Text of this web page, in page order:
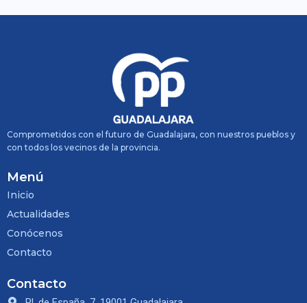
Comprometidos con el futuro de Guadalajara, con nuestros pueblos y
con todos los vecinos de la provincia.
Menú
Inicio
Actualidades
Conócenos
Contacto
Contacto